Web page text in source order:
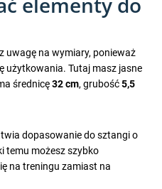
uwagę na wymiary, ponieważ
użytkowania. Tutaj masz jasne
średnicę32 cm, grubość5,5
dopasowanie do sztangi o
temu możesz szybko
na treningu zamiast na